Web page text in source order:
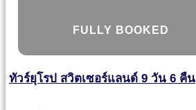
FULLY BOOKED
ทัวร์ยุโรป สวิตเซอร์แลนด์ 9 วัน 6 คืน